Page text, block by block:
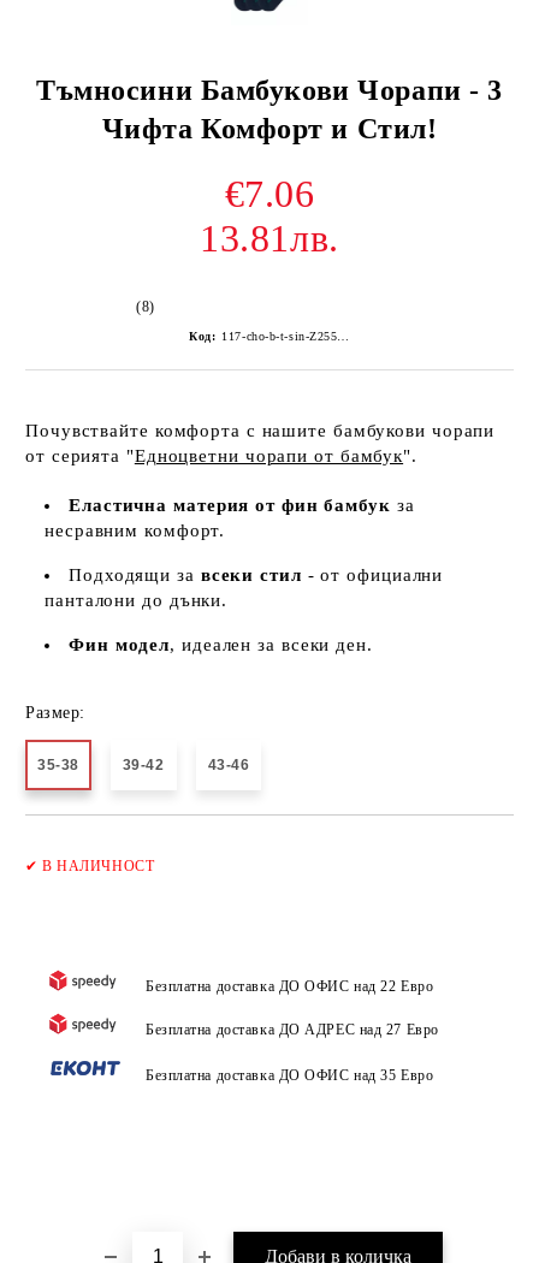
Тъмносини Бамбукови Чорапи - 3
Чифта Комфорт и Стил!
€7.06
13.81лв.
(8)
Код: 117-cho-b-t-sin-Z255Z-1
Почувствайте комфорта с нашите бамбукови чорапи
от серията "Едноцветни чорапи от бамбук".
Еластична материя от фин бамбук за
несравним комфорт.
Подходящи за всеки стил - от официални
панталони до дънки.
Фин модел, идеален за всеки ден.
Размер:
35-38 39-42 43-46
✔В НАЛИЧНОСТ
Безплатна доставка ДО ОФИС над 22 Евро
Безплатна доставка ДО АДРЕС над 27 Евро
Безплатна доставка ДО ОФИС над 35 Евро